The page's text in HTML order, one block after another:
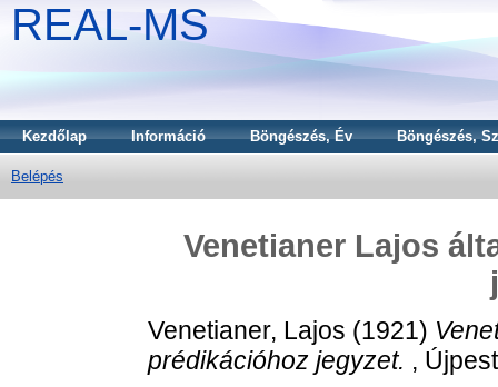
REAL-MS
Kezdőlap Információ Böngészés, Év Böngészés,
Belépés
Venetianer Lajos
Venetianer, Lajos (1921)
prédikációhoz jegyzet. ,